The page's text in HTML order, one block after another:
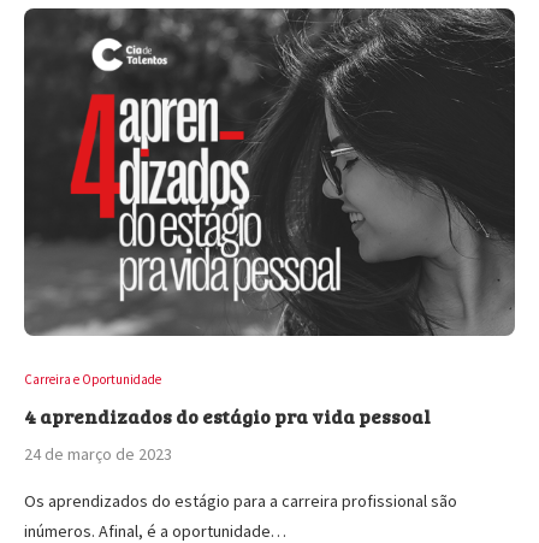
Carreira e Oportunidade
4 aprendizados do estágio pra vida pessoal
24 de março de 2023
Os aprendizados do estágio para a carreira profissional são
inúmeros. Afinal, é a oportunidade…